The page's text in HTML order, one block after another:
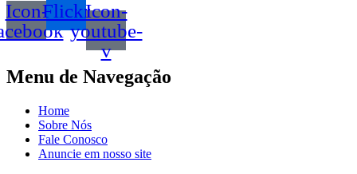
Icon-FlickrIcon-
youtube-
v
Menu de Navegação
Home
Sobre Nós
Fale Conosco
Anuncie em nosso site